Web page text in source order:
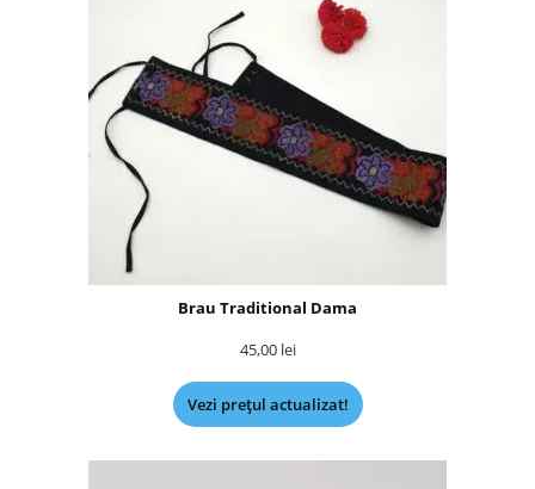
Brau Traditional Dama
45,00 lei
Vezi prețul actualizat!